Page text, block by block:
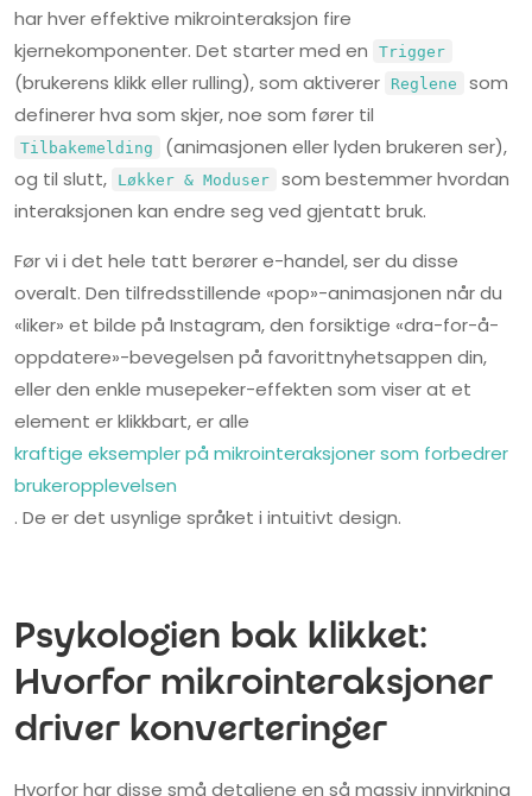
har hver effektive mikrointeraksjon fire
kjernekomponenter. Det starter med en
Trigger
(brukerens klikk eller rulling), som aktiverer Reglene
som
definerer hva som skjer, noe som fører til
Tilbakemelding
(animasjonen eller lyden brukeren ser),
og til slutt,
Løkker & Moduser
som bestemmer hvordan
interaksjonen kan endre seg ved gjentatt bruk.
Før vi i det hele tatt berører e-handel, ser du disse
overalt. Den tilfredsstillende «pop»-animasjonen når du
«liker» et bilde på Instagram, den forsiktige «dra-for-å-
oppdatere»-bevegelsen på favorittnyhetsappen din,
eller den enkle musepeker-effekten som viser at et
element er klikkbart, er alle
kraftige eksempler på mikrointeraksjoner som forbedrer
brukeropplevelsen
. De er det usynlige språket i intuitivt design.
Psykologien bak klikket:
Hvorfor mikrointeraksjoner
driver konverteringer
Hvorfor har disse små detaljene en så massiv innvirkning